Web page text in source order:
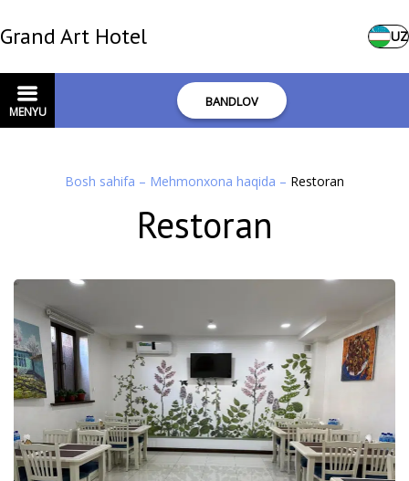
Grand Art Hotel UZ
MENYU
BANDLOV
Bosh sahifa – Mehmonxona haqida – Restoran
Restoran